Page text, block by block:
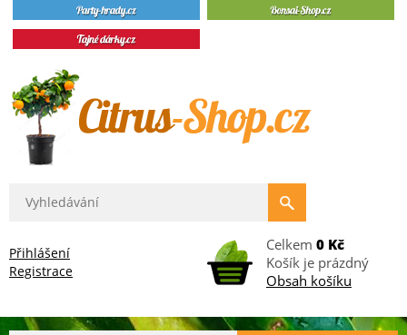
Přihlášení
Registrace
Celkem 0 Kč
Košík je prázdný
Obsah košíku